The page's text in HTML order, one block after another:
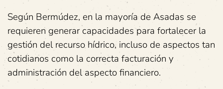
Según Bermúdez, en la mayoría de Asadas se
requieren generar capacidades para fortalecer la
gestión del recurso hídrico, incluso de aspectos tan
cotidianos como la correcta facturación y
administración del aspecto financiero.